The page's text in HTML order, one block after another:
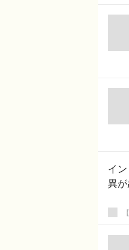
イ
異